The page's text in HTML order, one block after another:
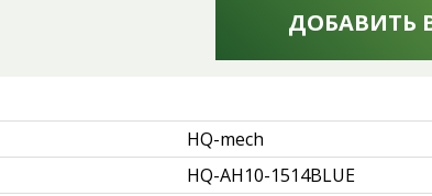
ДОБАВИТЬ
HQ-mech
HQ-AH10-1514BLUE